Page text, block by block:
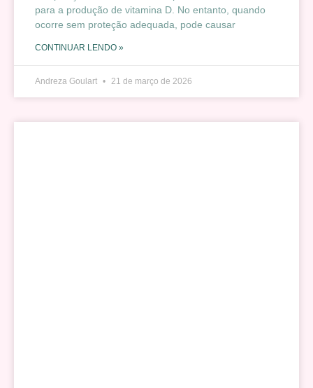
para a produção de vitamina D. No entanto, quando
ocorre sem proteção adequada, pode causar
CONTINUAR LENDO »
Andreza Goulart 21 de março de 2026